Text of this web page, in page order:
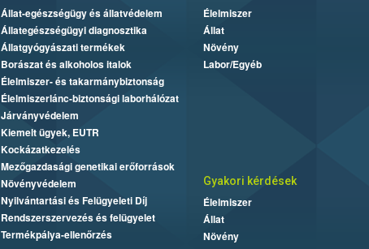
Állat-egészségügy és állatvédelem
Állategészségügyi diagnosztika
Állatgyógyászati termékek
Borászat és alkoholos italok
Élelmiszer- és takarmánybiztonság
Élelmiszerlánc-biztonsági laborhálózat
Járványvédelem
Kiemelt ügyek, EUTR
Kockázatkezelés
Mezőgazdasági genetikai erőforrások
Növényvédelem
Nyilvántartási és Felügyeleti Díj
Rendszerszervezés és felügyelet
Termékpálya-ellenőrzés
Élelmiszer
Állat
Növény
Labor/Egyéb
Gyakori kérdések
Élelmiszer
Állat
Növény